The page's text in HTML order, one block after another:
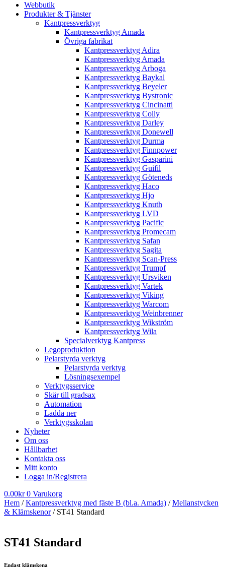
Webbutik
Produkter & Tjänster
Kantpressverktyg
Kantpressverktyg Amada
Övriga fabrikat
Kantpressverktyg Adira
Kantpressverktyg Amada
Kantpressverktyg Arboga
Kantpressverktyg Baykal
Kantpressverktyg Beyeler
Kantpressverktyg Bystronic
Kantpressverktyg Cincinatti
Kantpressverktyg Colly
Kantpressverktyg Darley
Kantpressverktyg Donewell
Kantpressverktyg Durma
Kantpressverktyg Finnpower
Kantpressverktyg Gasparini
Kantpressverktyg Guifil
Kantpressverktyg Göteneds
Kantpressverktyg Haco
Kantpressverktyg Hjo
Kantpressverktyg Knuth
Kantpressverktyg LVD
Kantpressverktyg Pacific
Kantpressverktyg Promecam
Kantpressverktyg Safan
Kantpressverktyg Sagita
Kantpressverktyg Scan-Press
Kantpressverktyg Trumpf
Kantpressverktyg Ursviken
Kantpressverktyg Vartek
Kantpressverktyg Viking
Kantpressverktyg Warcom
Kantpressverktyg Weinbrenner
Kantpressverktyg Wikström
Kantpressverktyg Wila
Specialverktyg Kantpress
Legoproduktion
Pelarstyrda verktyg
Pelarstyrda verktyg
Lösningsexempel
Verktygsservice
Skär till gradsax
Automation
Ladda ner
Verktygsskolan
Nyheter
Om oss
Hållbarhet
Kontakta oss
Mitt konto
Logga in/Registrera
0.00kr 0 Varukorg
Hem /Kantpressverktyg med fäste B (bl.a. Amada) /Mellanstycken
& Klämskenor/ ST41 Standard
ST41 Standard
Endast klämskena